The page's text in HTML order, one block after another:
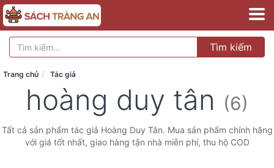
Tìm kiếm
Trang chủ Tác giả
hoàng duy tân (6)
Tất cả sản phẩm tác giả Hoàng Duy Tân. Mua sản phẩm chính hãng
với giá tốt nhất, giao hàng tận nhà miễn phí, thu hộ COD